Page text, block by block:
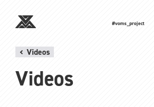
#voms_project
Videos
Videos